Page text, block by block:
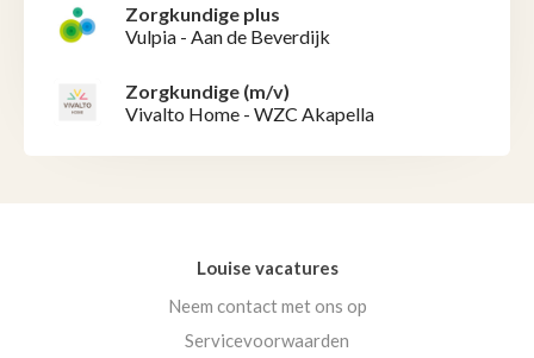
Zorgkundige plus
Vulpia - Aan de Beverdijk
Zorgkundige (m/v)
Vivalto Home - WZC Akapella
Louise vacatures
Neem contact met ons op
Servicevoorwaarden